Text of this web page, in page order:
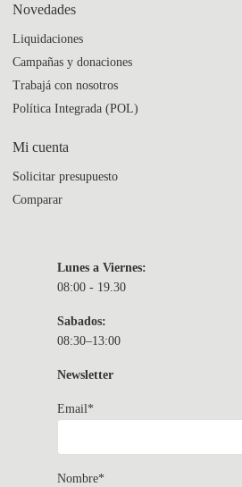
Novedades
Liquidaciones
Campañas y donaciones
Trabajá con nosotros
Política Integrada (POL)
Mi cuenta
Solicitar presupuesto
Comparar
Lunes a Viernes:
08:00 - 19.30
Sabados:
08:30–13:00
Newsletter
Email*
Nombre*